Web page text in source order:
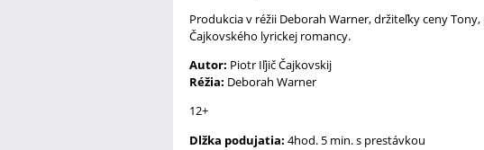
Produkcia v réžii Deborah Warner, držiteľky ceny
Čajkovského lyrickej romancy.
Autor: Piotr Iľjič Čajkovskij
Réžia: Deborah Warner
12+
Dlžka podujatia: 4hod. 5 min. s prestávkou